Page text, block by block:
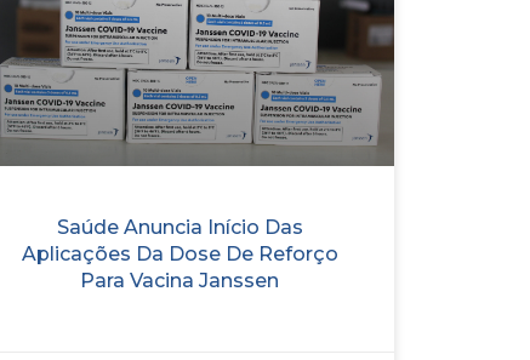
Saúde Anuncia Início Das
Aplicações Da Dose De Reforço
Para Vacina Janssen